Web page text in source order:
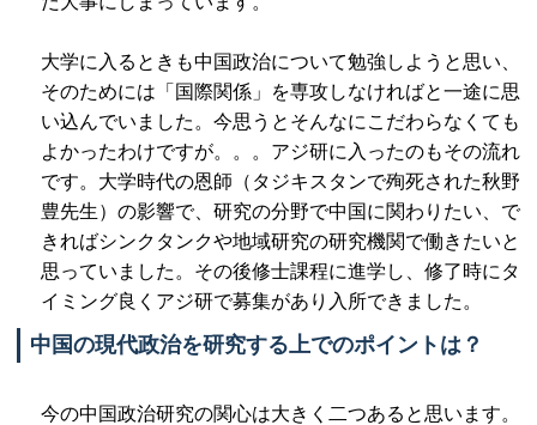
大学に入るときも中国政治について勉強しようと思い、
そのためには「国際関係」を専攻しなければと一途に思
い込んでいました。今思うとそんなにこだわらなくても
よかったわけですが。。。アジ研に入ったのもその流れ
です。大学時代の恩師（タジキスタンで殉死された秋野
豊先生）の影響で、研究の分野で中国に関わりたい、で
きればシンクタンクや地域研究の研究機関で働きたいと
思っていました。その後修士課程に進学し、修了時にタ
イミング良くアジ研で募集があり入所できました。
中国の現代政治を研究する上でのポイントは？
今の中国政治研究の関心は大きく二つあると思います。